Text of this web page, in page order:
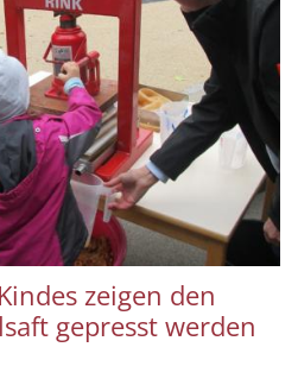
zeigen den
gepresst werden